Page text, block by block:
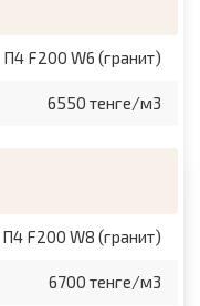
П4 F200 W6 (гранит)
6550 тенге/м3
П4 F200 W8 (гранит)
6700 тенге/м3